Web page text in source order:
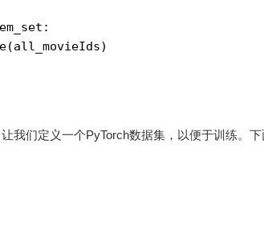
我们定义一个PyTorch数据集，以便于训练。